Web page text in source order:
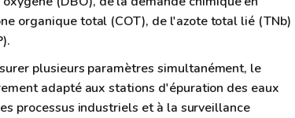
organique total (COT), de l'azote total lié (TNb)
plusieurs paramètres simultanément, le
adapté aux stations d'épuration des eaux
processus industriels et à la surveillance